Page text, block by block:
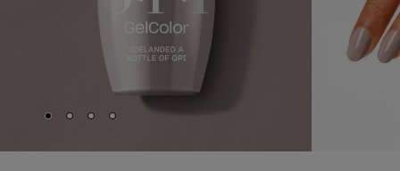
Skip to slide
Skip to slide
Skip to slide
Skip to slide